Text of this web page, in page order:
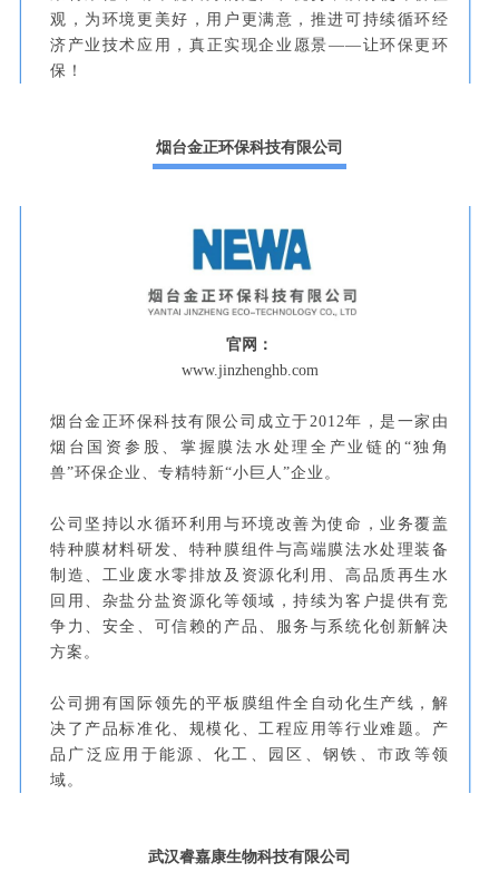
观，为环境更美好，用户更满意，推进可持续循环经
济产业技术应用，真正实现企业愿景——让环保更环
保！
烟台金正环保科技有限公司
官网：
www.jinzhenghb.com
烟台金正环保科技有限公司成立于2012年，是一家由
烟台国资参股、掌握膜法水处理全产业链的“独角
兽”环保企业、专精特新“小巨人”企业。
公司坚持以水循环利用与环境改善为使命，业务覆盖
特种膜材料研发、特种膜组件与高端膜法水处理装备
制造、工业废水零排放及资源化利用、高品质再生水
回用、杂盐分盐资源化等领域，持续为客户提供有竞
争力、安全、可信赖的产品、服务与系统化创新解决
方案。
公司拥有国际领先的平板膜组件全自动化生产线，解
决了产品标准化、规模化、工程应用等行业难题。产
品广泛应用于能源、化工、园区、钢铁、市政等领
域。
武汉睿嘉康生物科技有限公司